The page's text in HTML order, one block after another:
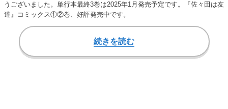
うございました。単行本最終3巻は2025年1月発売予定です。『佐々田は友
達』コミックス①②巻、好評発売中です。
続きを読む